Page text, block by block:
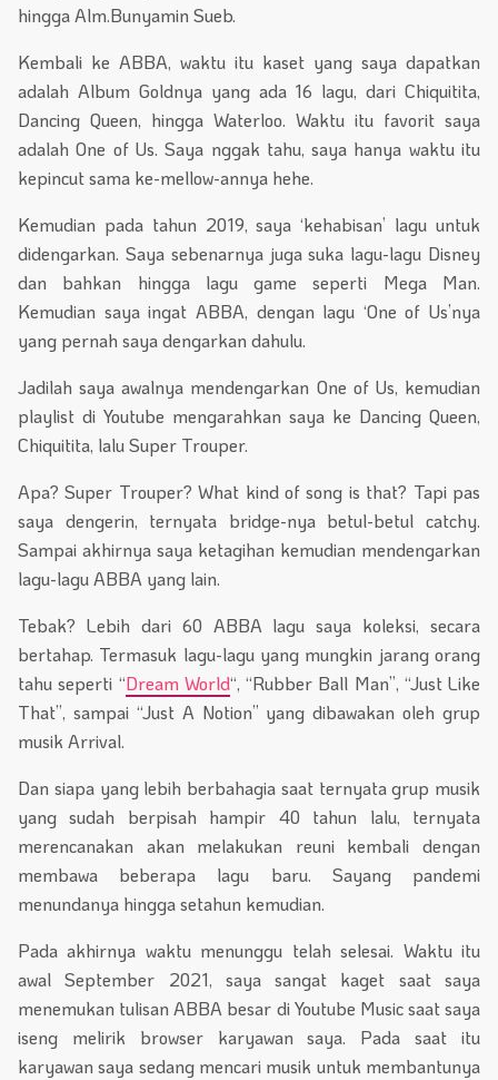
hingga Alm.Bunyamin Sueb.
Kembali ke ABBA, waktu itu kaset yang saya dapatkan
adalah Album Goldnya yang ada 16 lagu, dari Chiquitita,
Dancing Queen, hingga Waterloo. Waktu itu favorit saya
adalah One of Us. Saya nggak tahu, saya hanya waktu itu
kepincut sama ke-mellow-annya hehe.
Kemudian pada tahun 2019, saya ‘kehabisan’ lagu untuk
didengarkan. Saya sebenarnya juga suka lagu-lagu Disney
dan bahkan hingga lagu game seperti Mega Man.
Kemudian saya ingat ABBA, dengan lagu ‘One of Us’nya
yang pernah saya dengarkan dahulu.
Jadilah saya awalnya mendengarkan One of Us, kemudian
playlist di Youtube mengarahkan saya ke Dancing Queen,
Chiquitita, lalu Super Trouper.
Apa? Super Trouper? What kind of song is that? Tapi pas
saya dengerin, ternyata bridge-nya betul-betul catchy.
Sampai akhirnya saya ketagihan kemudian mendengarkan
lagu-lagu ABBA yang lain.
Tebak? Lebih dari 60 ABBA lagu saya koleksi, secara
bertahap. Termasuk lagu-lagu yang mungkin jarang orang
tahu seperti “Dream World“, “Rubber Ball Man”, “Just Like
That”, sampai “Just A Notion” yang dibawakan oleh grup
musik Arrival.
Dan siapa yang lebih berbahagia saat ternyata grup musik
yang sudah berpisah hampir 40 tahun lalu, ternyata
merencanakan akan melakukan reuni kembali dengan
membawa beberapa lagu baru. Sayang pandemi
menundanya hingga setahun kemudian.
Pada akhirnya waktu menunggu telah selesai. Waktu itu
awal September 2021, saya sangat kaget saat saya
menemukan tulisan ABBA besar di Youtube Music saat saya
iseng melirik browser karyawan saya. Pada saat itu
karyawan saya sedang mencari musik untuk membantunya